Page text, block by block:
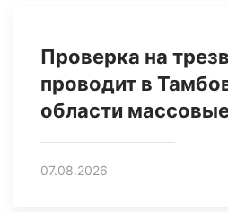
Проверка на
проводит в
области
07.08.2026